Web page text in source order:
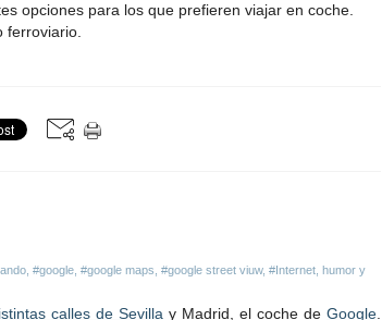
opciones para los que prefieren viajar en coche.
ferroviario.
#google #google maps #google street viuw, #Internet, humor y
calles de Sevilla y Madrid, el coche de Google